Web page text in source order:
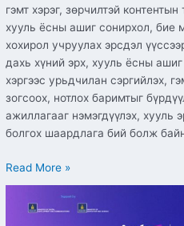
гэмт хэрэг, зөрчилтэй
хууль ёсны ашиг сонирхол, бие
хохирол учруулах эрсдэл
дахь хүний эрх, хууль ёсны
хэргээс урьдчилан сэргийлэх,
зогсоох, нотлох баримтыг
ажиллагааг нэмэгдүүлэх, хууль
болгох шаардлага бий болж
Read More »
EXPO-